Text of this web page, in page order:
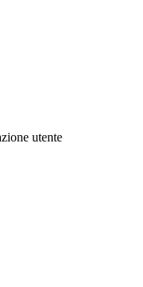
utente